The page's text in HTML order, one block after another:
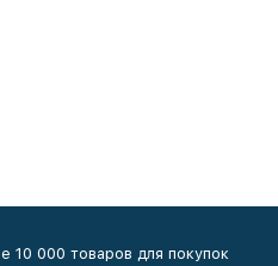
000 товаров для покупок